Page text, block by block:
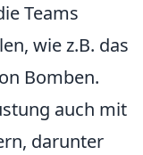
Teams
wie z.B. das
Bomben.
auch mit
darunter